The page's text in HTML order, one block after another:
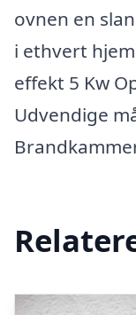
ovnen en
i ethvert
effekt 5 Kw
Udvendige